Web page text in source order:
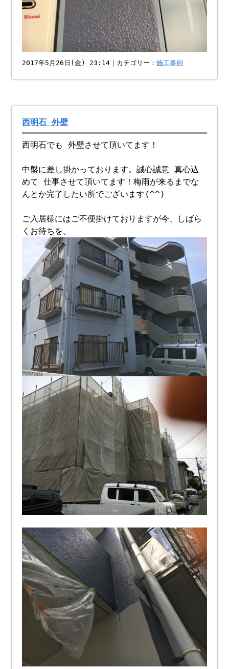
2017年5月26日(金) 23:14｜カテゴリー：施工事例
西明石 外壁
西明石でも 外壁させて頂いてます！
中盤に差し掛かっております。誠心誠意 真心込
めて 仕事させて頂いてます！梅雨が来るまでな
んとか完了したい所でございます(^^)
ご入居様にはご不便掛けておりますが今、しばら
くお待ちを。